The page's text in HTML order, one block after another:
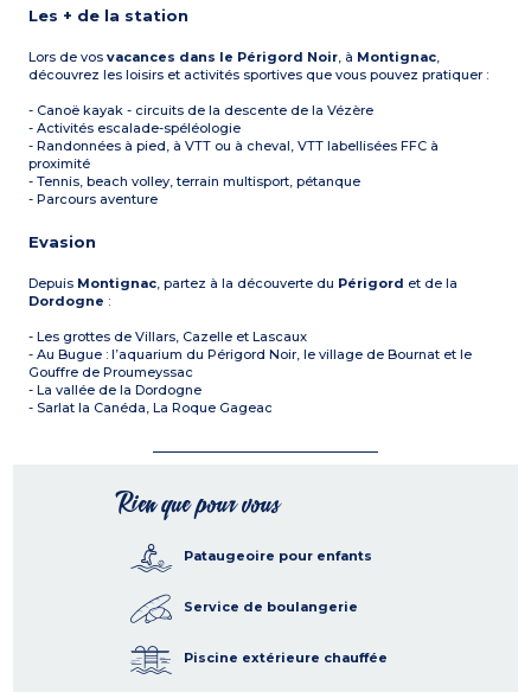
Les + de la station
Lors de vosvacances dans le Périgord Noir, à Montignac,
découvrez les loisirs et activités sportives que vous pouvez pratiquer :
- Canoë kayak - circuits de la descente de la Vézère
- Activités escalade-spéléologie
- Randonnées à pied, à VTT ou à cheval, VTT labellisées FFC à
proximité
- Tennis, beach volley, terrain multisport, pétanque
- Parcours aventure
Evasion
Depuis Montignac, partez à la découverte du Périgord et de la
Dordogne :
- Les grottes de Villars, Cazelle et Lascaux
- Au Bugue : l’aquarium du Périgord Noir, le village de Bournat et le
Gouffre de Proumeyssac
- La vallée de la Dordogne
- Sarlat la Canéda, La Roque Gageac
Rien que pour vous
Pataugeoire pour enfants
Service de boulangerie
Piscine extérieure chauffée